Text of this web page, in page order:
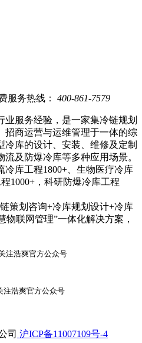
服务热线： 400-861-7579
业服务经验，是一家集冷链规划
招商运营与运维管理于一体的综
库的设计、安装、维修及定制
及防爆冷库等多种应用场景。
冷库工程1800+、生物医疗冷库
1000+，科研防爆冷库工程
策划咨询+冷库规划设计+冷库
联网管理”一体化解决方案，
注浩爽官方公众号
注浩爽官方公众号
司 沪ICP备11007109号-4